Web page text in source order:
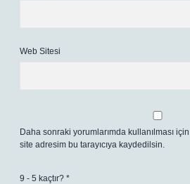
Web Sitesi
Daha sonraki yorumlarımda kullanılması
site adresim bu tarayıcıya kaydedilsin.
9 - 5 kaçtır? *